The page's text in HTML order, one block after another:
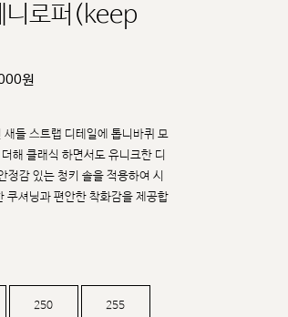
니로퍼(keep
원
들 스트랩 디테일에 톱니바퀴 모
해 클래식 하면서도 유니크한 디
정감 있는 청키 솔을 적용하여 시
쿠셔닝과 편안한 착화감을 제공합
250 255